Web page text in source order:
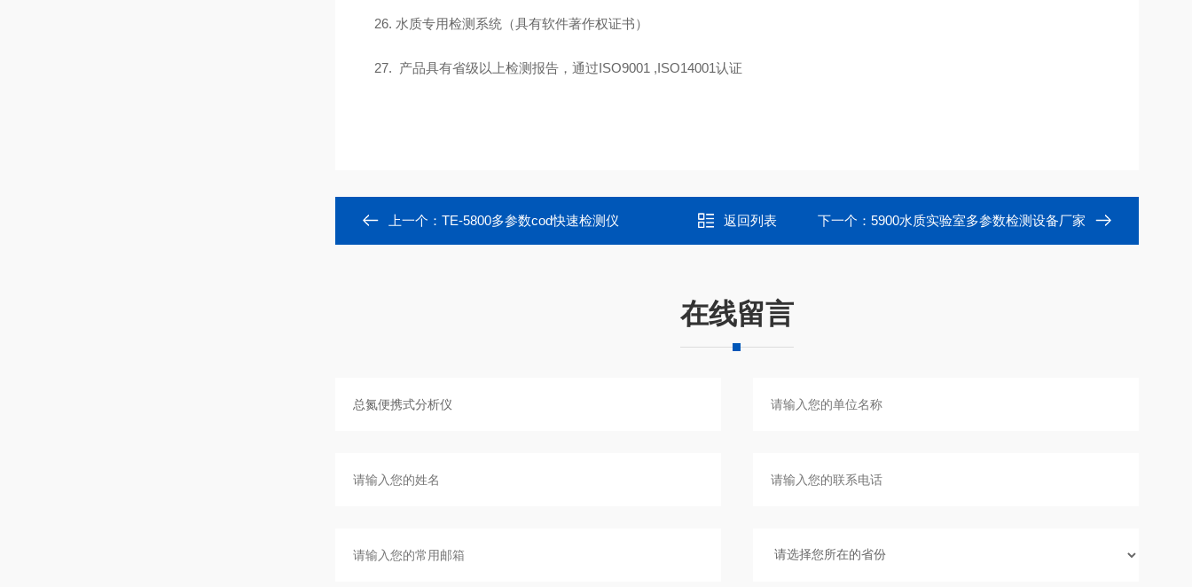
26. 水质专用检测系统（具有软件著作权证书）
27. 产品具有省级以上检测报告，通过ISO9001 ,ISO14001认证
上一个： TE-5800多参数cod快速检测仪 返回列表 下一个： 5900水质实验室多参数检测设备厂家
在线留言